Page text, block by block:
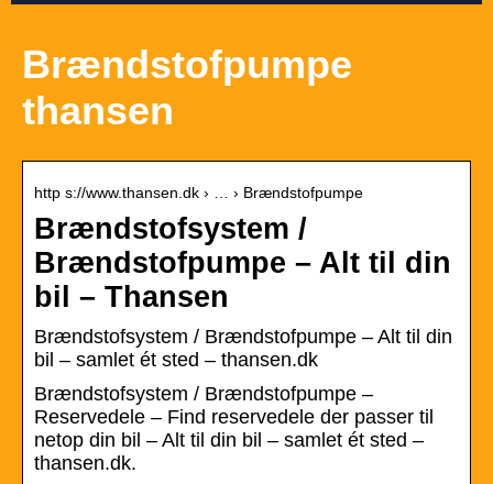
Brændstofpumpe
thansen
http s://www.thansen.dk › … › Brændstofpumpe
Brændstofsystem /
Brændstofpumpe – Alt til din
bil – Thansen
Brændstofsystem / Brændstofpumpe – Alt til din
bil – samlet ét sted – thansen.dk
Brændstofsystem / Brændstofpumpe –
Reservedele – Find reservedele der passer til
netop din bil – Alt til din bil – samlet ét sted –
thansen.dk.